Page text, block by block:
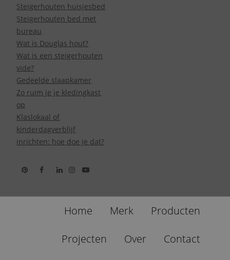
Steigerhouten huisjesbed
Steigerhouten bed met
bureau
Wat is Douglas hout?
Wat is een steigerhouten
vide?
Gedeelde slaapkamer
Zo ruim je je kledingkast
op
Klaslokaal of
kinderdagverblijf
inrichten: hoe doe je dat?
Home Merk Producten
Projecten Over Contact